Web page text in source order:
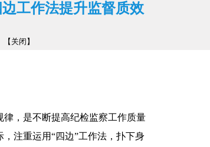
工作法提升监督质效
【关闭】
，是不断提高纪检监察工作质量
注重运用“四边”工作法，扑下身